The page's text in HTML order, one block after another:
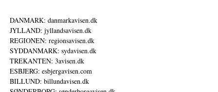
DANMARK: danmarkavisen.dk
JYLLAND: jyllandsavisen.dk
REGIONEN: regionsavisen.dk
SYDDANMARK: sydavisen.dk
TREKANTEN: 3avisen.dk
ESBJERG: esbjergavisen.com
BILLUND: billundavisen.dk